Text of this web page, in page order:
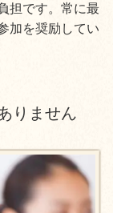
担です。常に最
加を奨励してい
りません